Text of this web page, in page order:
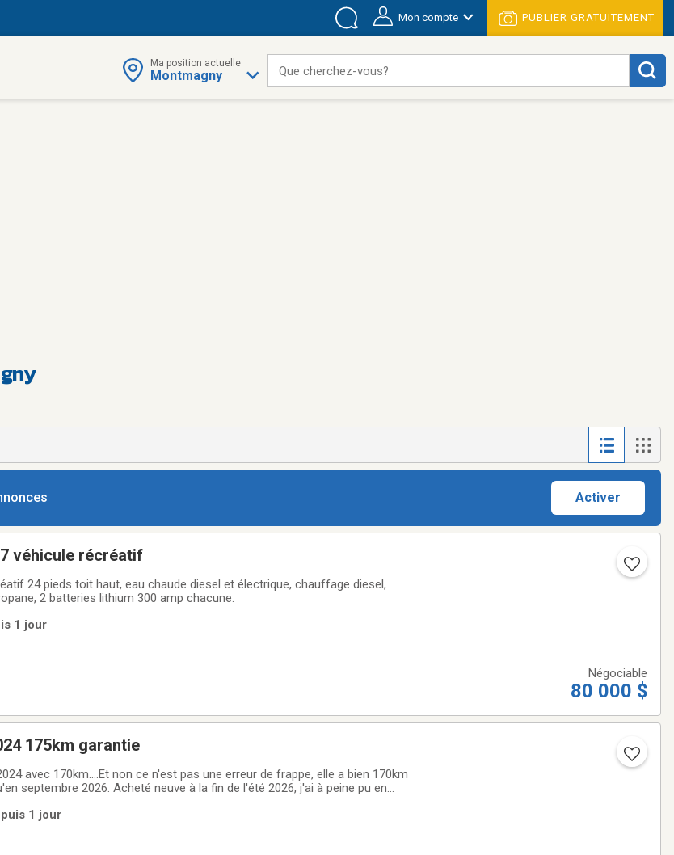
Mon compte PUBLIER GRATUITEMENT
Ma position actuelle
Montmagny Que cherchez-vous?
Activer
véhicule récréatif
24 pieds toit haut, eau chaude diesel et électrique, chauffage diesel,
2 batteries lithium 300 amp chacune.
1 jour
Négociable
80 000 $
175km garantie
avec 170km....Et non ce n'est pas une erreur de frappe, elle a bien 170km
septembre 2026. Acheté neuve à la fin de l'été 2026, j'ai à peine pu en
1 jour